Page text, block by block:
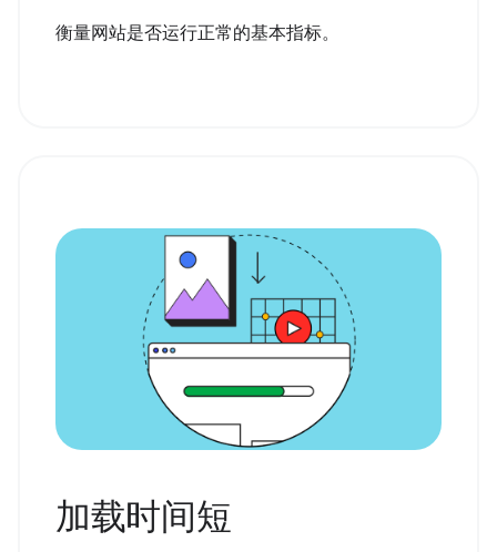
衡量网站是否运行正常的基本指标。
加载时间短